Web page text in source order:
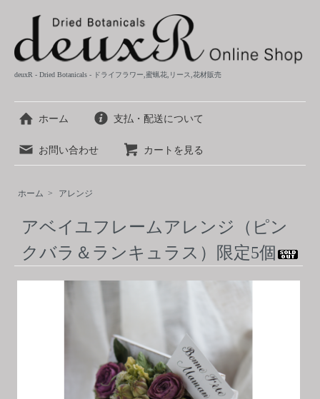
deuxR - Dried Botanicals - ドライフラワー,蜜蝋花,リース,花材販売
ホーム 支払・配送について
お問い合わせ カートを見る
ホーム > アレンジ
アベイユフレームアレンジ（ピン
クバラ＆ランキュラス）限定5個